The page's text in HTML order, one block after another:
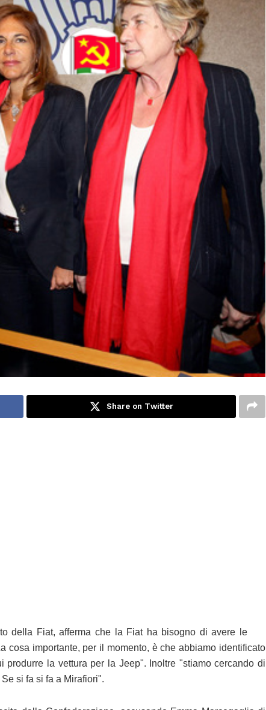
Share on Twitter
della Fiat, afferma che la Fiat ha bisogno di avere le
cosa importante, per il momento, è che abbiamo identificato
produrre la vettura per la Jeep". Inoltre "stiamo cercando di
si fa si fa a Mirafiori".